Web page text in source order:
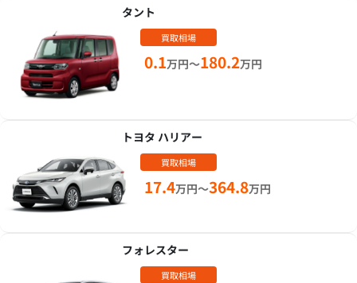
タント
買取相場
0.1万円～180.2万円
トヨタ ハリアー
買取相場
17.4万円～364.8万円
フォレスター
買取相場